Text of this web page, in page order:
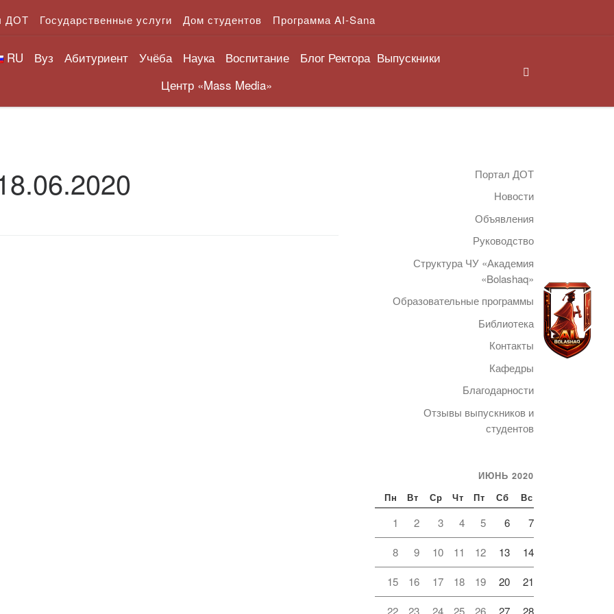
ДОТ Государственные услуги Дом студентов Программа AI-Sana
RU Вуз Абитуриент Учёба Наука Воспитание Блог Ректора Выпускники
Центр «Mass Media»
Портал ДОТ
Новости
Объявления
Руководство
Структура ЧУ «Академия
«Bolashaq»
Образовательные программы
Библиотека
Контакты
Кафедры
Благодарности
Отзывы выпускников и
студентов
ИЮНЬ 2020
Пн Вт Ср Чт Пт Сб Вс
1 2 3 4 5 6 7
8 9 10 11 12 13 14
15 16 17 18 19 20 21
22 23 24 25 26 27 28